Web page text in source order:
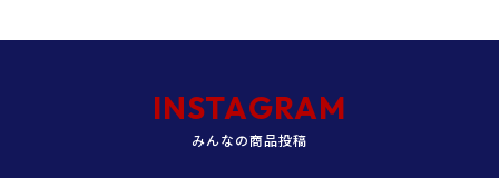
INSTAGRAM
みんなの商品投稿